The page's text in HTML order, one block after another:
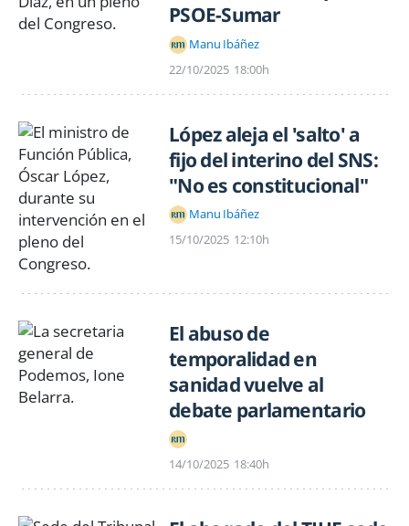
PSOE-Sumar
Manu Ibáñez
22/10/2025 18:00h
López aleja el 'salto' a
fijo del interino del SNS:
"No es constitucional"
Manu Ibáñez
15/10/2025 12:10h
El abuso de
temporalidad en
sanidad vuelve al
debate parlamentario
14/10/2025 18:40h